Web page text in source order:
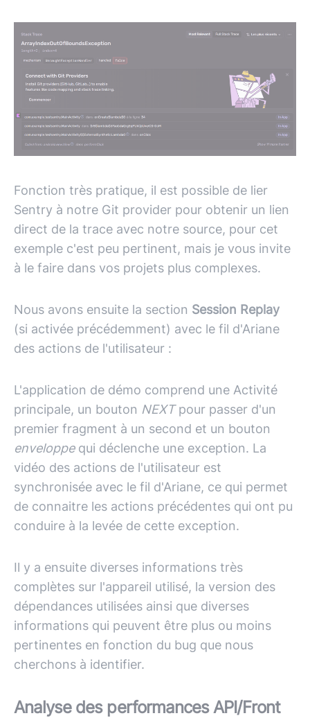
Fonction très pratique, il est possible de lier
Sentry à notre Git provider pour obtenir un lien
direct de la trace avec notre source, pour cet
exemple c'est peu pertinent, mais je vous invite
à le faire dans vos projets plus complexes.
Nous avons ensuite la section Session Replay
(si activée précédemment) avec le fil d'Ariane
des actions de l'utilisateur :
L'application de démo comprend une Activité
principale, un bouton NEXTpour passer d'un
premier fragment à un second et un bouton
enveloppequi déclenche une exception. La
vidéo des actions de l'utilisateur est
synchronisée avec le fil d'Ariane, ce qui permet
de connaitre les actions précédentes qui ont pu
conduire à la levée de cette exception.
Il y a ensuite diverses informations très
complètes sur l'appareil utilisé, la version des
dépendances utilisées ainsi que diverses
informations qui peuvent être plus ou moins
pertinentes en fonction du bug que nous
cherchons à identifier.
Analyse des performances API/Front